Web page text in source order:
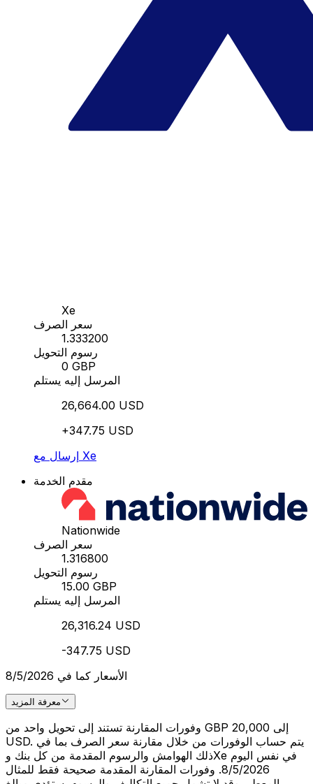
Xe
سعر الصرف
1.333200
رسوم التحويل
0 GBP
المرسل إليه يستلم
26,664.00 USD
+347.75 USD
إرسال مع Xe
مقدم الخدمة
Nationwide
سعر الصرف
1.316800
رسوم التحويل
15.00 GBP
المرسل إليه يستلم
26,316.24 USD
-347.75 USD
الأسعار كما في 8/5/2026
معرفة المزيد
وفورات المقارنة تستند إلى تحويل واحد من GBP 20,000 إلى
USD. يتم حساب الوفورات من خلال مقارنة سعر الصرف بما في
ذلك الهوامش والرسوم المقدمة من كل بنك وXe في نفس اليوم
8/5/2026. وفورات المقارنة المقدمة صحيحة فقط للمثال